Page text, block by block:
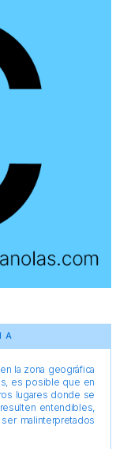
la zona geográfica
es posible que en
lugares donde se
entendibles,
malinterpretados